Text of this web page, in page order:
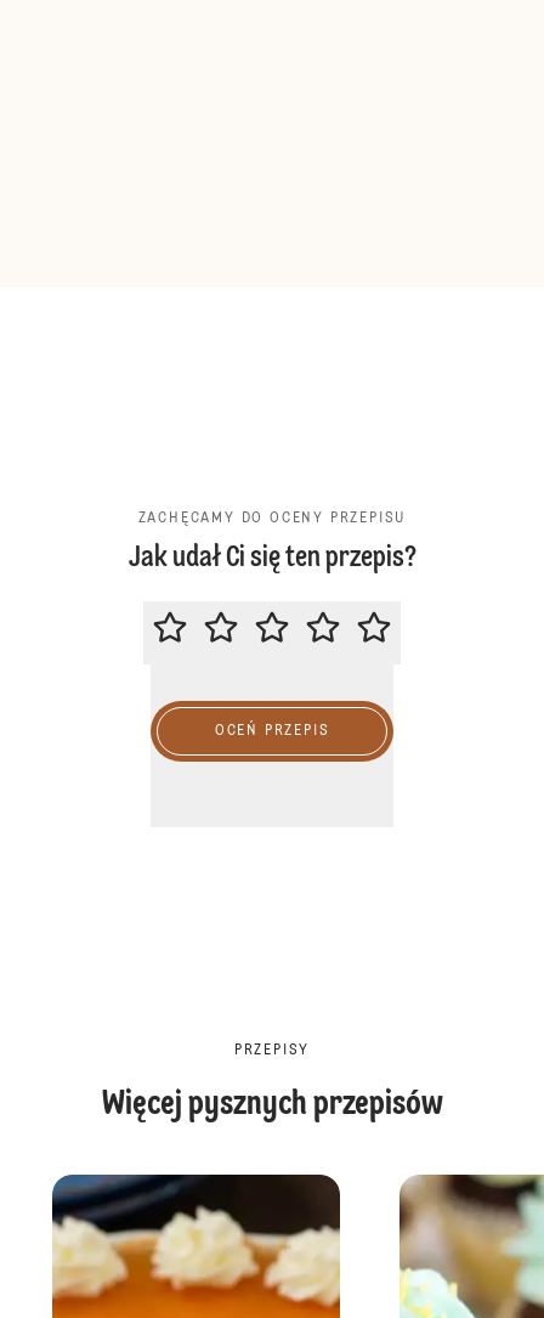
ZACHĘCAMY DO OCENY PRZEPISU
Jak udał Ci się ten przepis?
ZACHĘCAMY DO OCENY
OCEŃ PRZEPIS
PRZEPISY
Więcej pysznych przepisów